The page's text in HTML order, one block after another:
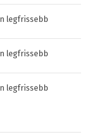
legfrissebb
legfrissebb
legfrissebb